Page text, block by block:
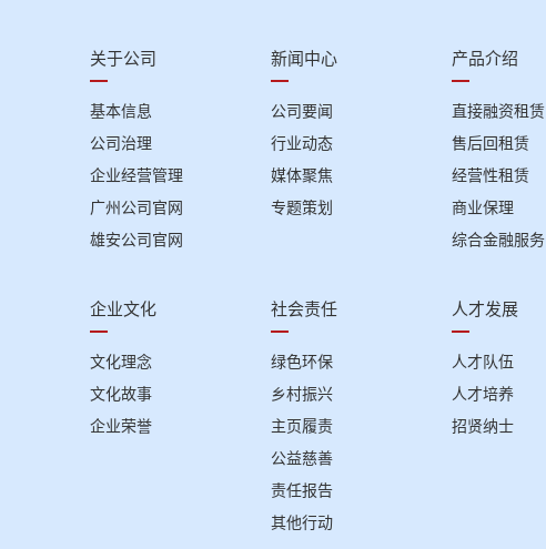
关于公司
基本信息
公司治理
企业经营管理
广州公司官网
雄安公司官网
新闻中心
公司要闻
行业动态
媒体聚焦
专题策划
产品介绍
直接融资租赁
售后回租赁
经营性租赁
商业保理
综合金融服务
企业文化
文化理念
文化故事
企业荣誉
社会责任
绿色环保
乡村振兴
主页履责
公益慈善
责任报告
其他行动
人才发展
人才队伍
人才培养
招贤纳士